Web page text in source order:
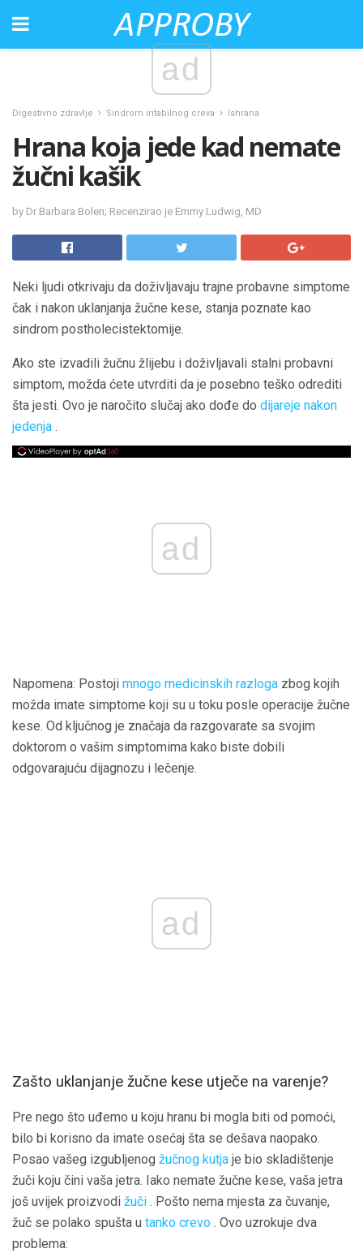
ad
Digestivno zdravlje Sindrom iritabilnog creva Ishrana
Hrana koja jede kad nemate
žučni kašik
by Dr Barbara Bolen; Recenzirao je Emmy Ludwig, MD
Neki ljudi otkrivaju da doživljavaju trajne probavne simptome
čak i nakon uklanjanja žučne kese, stanja poznate kao
sindrom postholecistektomije.
Ako ste izvadili žučnu žlijebu i doživljavali stalni probavni
simptom, možda ćete utvrditi da je posebno teško odrediti
šta jesti. Ovo je naročito slučaj ako dođe do dijareje nakon
jedenja .
ad
Napomena: Postoji mnogo medicinskih razloga zbog kojih
možda imate simptome koji su u toku posle operacije žučne
kese. Od ključnog je značaja da razgovarate sa svojim
doktorom o vašim simptomima kako biste dobili
odgovarajuću dijagnozu i lečenje.
ad
Zašto uklanjanje žučne kese utječe na varenje?
Pre nego što uđemo u koju hranu bi mogla biti od pomoći,
bilo bi korisno da imate osećaj šta se dešava naopako.
Posao vašeg izgubljenog žučnog kutja je bio skladištenje
žuči koju čini vaša jetra. Iako nemate žučne kese, vaša jetra
još uvijek proizvodi žuči . Pošto nema mjesta za čuvanje,
žuč se polako spušta u tanko crevo . Ovo uzrokuje dva
problema: